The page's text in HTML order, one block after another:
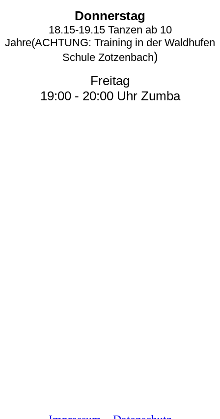
Donnerstag
18.15-19.15 Tanzen ab 10
Jahre(ACHTUNG: Training in der Waldhufen
Schule Zotzenbach)
Freitag
19:00 - 20:00 Uhr Zumba